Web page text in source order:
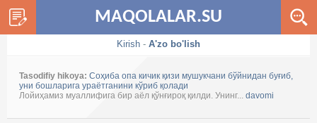
MAQOLALAR.SU
Kirish - A'zo bo'lish
Tasodifiy hikoya: Соҳиба опа кичик қизи мушукчани бўйнидан буғиб,
уни бошларига ураётганини кўриб қолади
Лойиҳамиз муаллифига бир аёл қўнғироқ қилди. Унинг... davomi